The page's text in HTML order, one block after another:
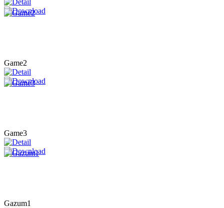
Game2
Game3
Gazum1